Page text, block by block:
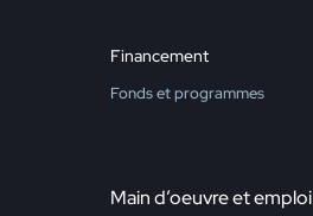
Financement
Fonds et programmes
Main d’oeuvre et emploi